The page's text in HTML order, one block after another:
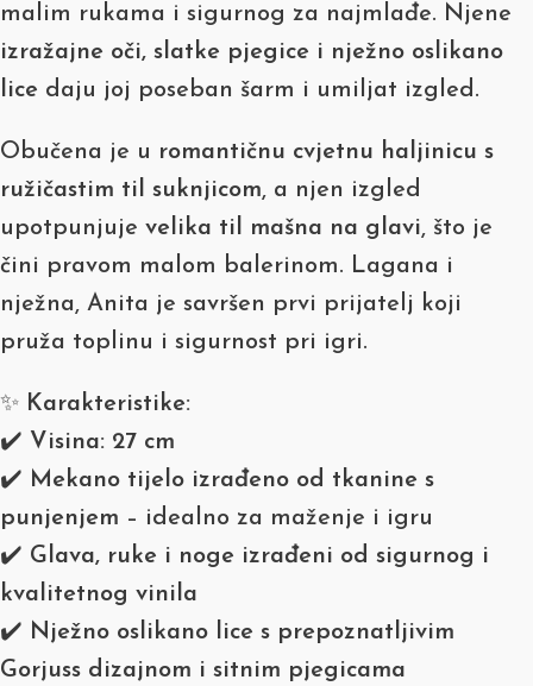
malim rukama i sigurnog za najmlađe. Njene
izražajne oči, slatke pjegice i nježno oslikano
lice daju joj poseban šarm i umiljat izgled.
Obučena je u romantičnu cvjetnu haljinicu s
ružičastim til suknjicom, a njen izgled
upotpunjuje velika til mašna na glavi, što je
čini pravom malom balerinom. Lagana i
nježna, Anita je savršen prvi prijatelj koji
pruža toplinu i sigurnost pri igri.
✨ Karakteristike:
✔️ Visina: 27 cm
✔️ Mekano tijelo izrađeno od tkanine s
punjenjem – idealno za maženje i igru
✔️ Glava, ruke i noge izrađeni od sigurnog i
kvalitetnog vinila
✔️ Nježno oslikano lice s prepoznatljivim
Gorjuss dizajnom i sitnim pjegicama